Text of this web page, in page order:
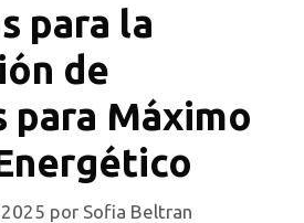
para la
de
para Máximo
por Sofia Beltran